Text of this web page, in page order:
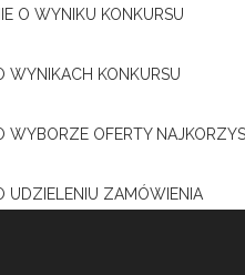
O WYNIKU KONKURSU
WYNIKACH KONKURSU
WYBORZE OFERTY
UDZIELENIU ZAMÓWIENIA